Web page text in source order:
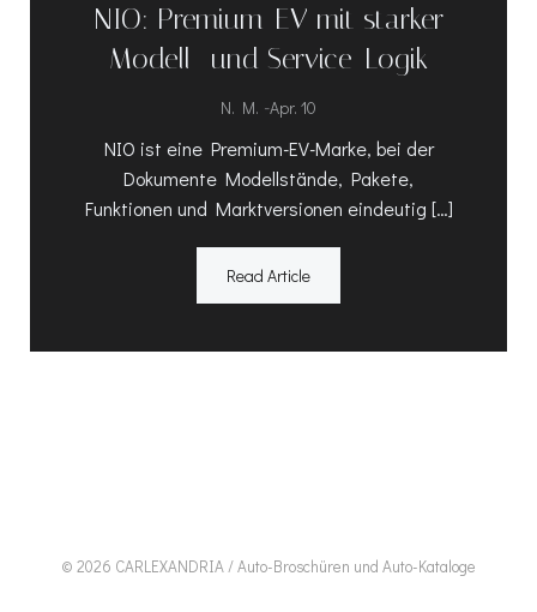
NIO: Premium-EV mit starker
Modell- und Service-Logik
N. M. -Apr. 10
NIO ist eine Premium-EV-Marke, bei der
Dokumente Modellstände, Pakete,
Funktionen und Marktversionen eindeutig […]
Read Article
© 2026 CARLEXANDRIA / Auto-Broschüren und Auto-Kataloge